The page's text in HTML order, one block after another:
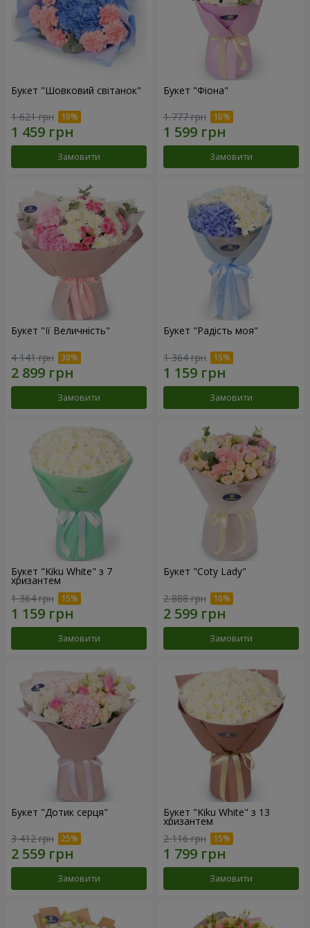
Букет "Шовковий світанок"
1 621 грн
Замовити
Букет "Фіона"
1 777 грн
Замовити
Букет "Її Величність"
4 141 грн
Замовити
Букет "Радість моя"
1 364 грн
Замовити
Букет "Kiku White" з 7
хризантем
1 364 грн
Замовити
Букет "Coty Lady"
2 888 грн
Замовити
Букет "Дотик серця"
3 412 грн
Замовити
Букет "Kiku White" з 13
хризантем
2 116 грн
Замовити